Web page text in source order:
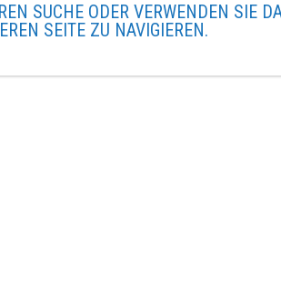
SUCHE ODER VERWENDEN SIE
SEITE ZU NAVIGIEREN.